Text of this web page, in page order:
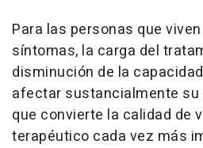
Para las personas que viven
síntomas, la carga del
disminución de la
afectar sustancialmente su
que convierte la calidad de
terapéutico cada vez más